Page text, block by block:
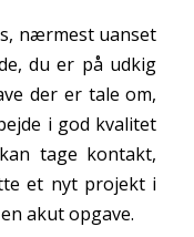
nærmest uanset
du er på udkig
der er tale om,
i god kvalitet
tage kontakt,
et nyt projekt i
akut opgave.